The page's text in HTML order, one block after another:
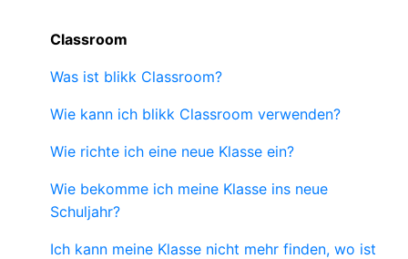
Classroom
Was ist blikk Classroom?
Wie kann ich blikk Classroom verwenden?
Wie richte ich eine neue Klasse ein?
Wie bekomme ich meine Klasse ins neue
Schuljahr?
Ich kann meine Klasse nicht mehr finden, wo ist